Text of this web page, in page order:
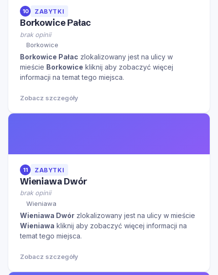
10 ZABYTKI
Borkowice Pałac
brak opinii
Borkowice
Borkowice Pałac zlokalizowany jest na ulicy w
mieście Borkowice kliknij aby zobaczyć więcej
informacji na temat tego miejsca.
Zobacz szczegóły
11 ZABYTKI
Wieniawa Dwór
brak opinii
Wieniawa
Wieniawa Dwór zlokalizowany jest na ulicy w mieście
Wieniawa kliknij aby zobaczyć więcej informacji na
temat tego miejsca.
Zobacz szczegóły